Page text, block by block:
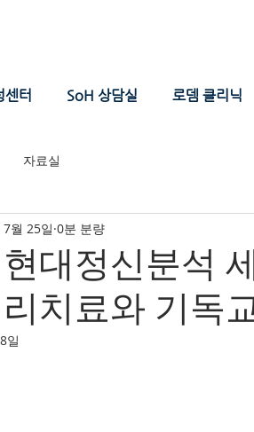
터 SoH 상담실 로뎀 클리닉
자료실
대정신분석
치료와 기독
월 25일 0분 분량
일